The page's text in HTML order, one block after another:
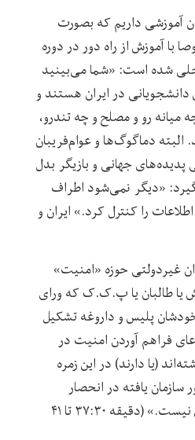
آموزشی داریم که بصورت
آموزش از راه دور در دوره
شده است: «شما می‌بینید
در ایران هستند و
میانه رو و مصلح و چه تندرو،
دماگوگ‌ها و عوام‌فریبان
جهانی و بازیگر بدل
«دیگر نمی‌شود اطراف
را کنترل کرد.» ایران و
غیردولتی حوزه «امنیت»
یا طالبان یا پ.ک.ک که ورای
پلیس و داروغه تشکیل
فراهم آوردن امنیت در
(یا دارند) در این زمره
یافته در انحصار
حکومت‌ها بود. دیگر چنین نیست.» (دقیقه ۳۷:۳۰ تا ۴۱